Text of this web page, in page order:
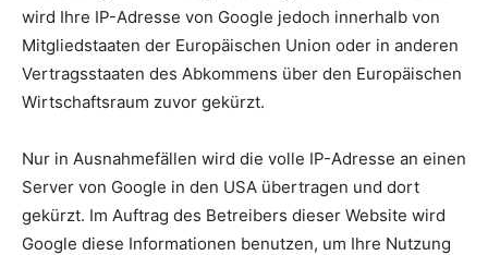
wird Ihre IP-Adresse von Google jedoch innerhalb von
Mitgliedstaaten der Europäischen Union oder in anderen
Vertragsstaaten des Abkommens über den Europäischen
Wirtschaftsraum zuvor gekürzt.
Nur in Ausnahmefällen wird die volle IP-Adresse an einen
Server von Google in den USA übertragen und dort
gekürzt. Im Auftrag des Betreibers dieser Website wird
Google diese Informationen benutzen, um Ihre Nutzung